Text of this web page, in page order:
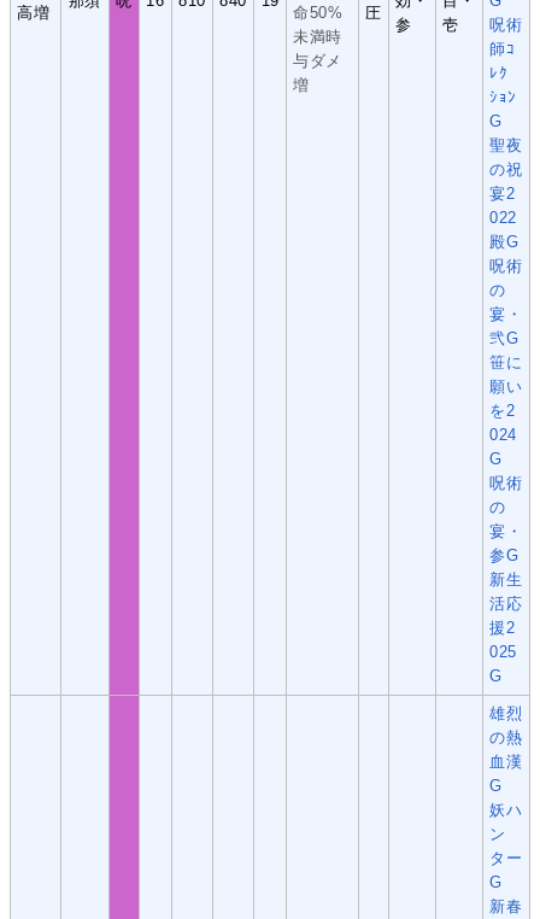
高増
命50%
未満時
与ダメ
増
圧
参
壱
呪術
師ｺ
ﾚｸ
ｼｮﾝ
G
聖夜
の祝
宴2
022
殿G
呪術
の
宴・
弐G
笹に
願い
を2
024
G
呪術
の
宴・
参G
新生
活応
援2
025
G
雄烈
の熱
血漢
G
妖ハ
ン
ター
G
新春